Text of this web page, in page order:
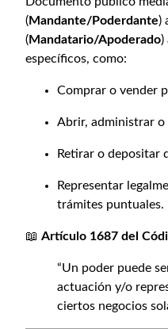
E
s
p
e
(Mandante/Poderdante)
(Mandatario/Apoderado)
específicos, como:
Comprar o vender
Abrir, administrar o
Retirar o depositar
Representar
trámites puntuales.
📖 Artículo 1687 del
“Un poder puede
actuación y/o
ciertos negocios